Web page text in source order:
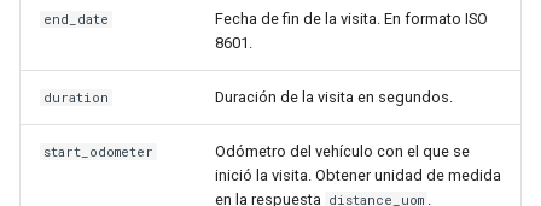
end_date
Fecha de fin de la visita. En formato ISO
8601.
duration Duración de la visita en segundos.
start_odometer
Odómetro del vehículo con el que se
inició la visita. Obtener unidad de medida
en la respuesta distance_uom